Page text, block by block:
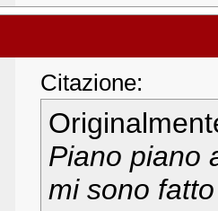
Citazione:
Piano piano
mi sono